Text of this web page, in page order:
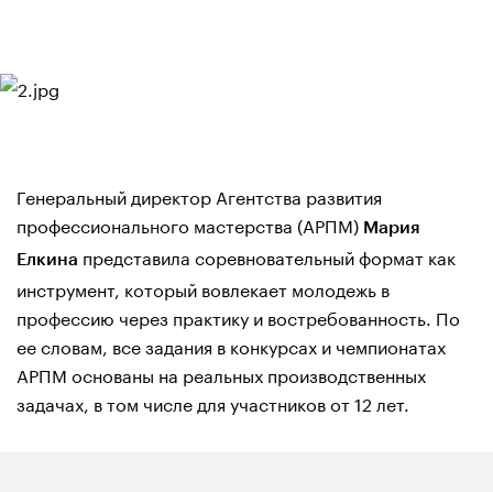
Генеральный директор Агентства развития
профессионального мастерства (АРПМ) Мария
Елкина представила соревновательный формат как
инструмент, который вовлекает молодежь в
профессию через практику и востребованность. По
ее словам, все задания в конкурсах и чемпионатах
АРПМ основаны на реальных производственных
задачах, в том числе для участников от 12 лет.